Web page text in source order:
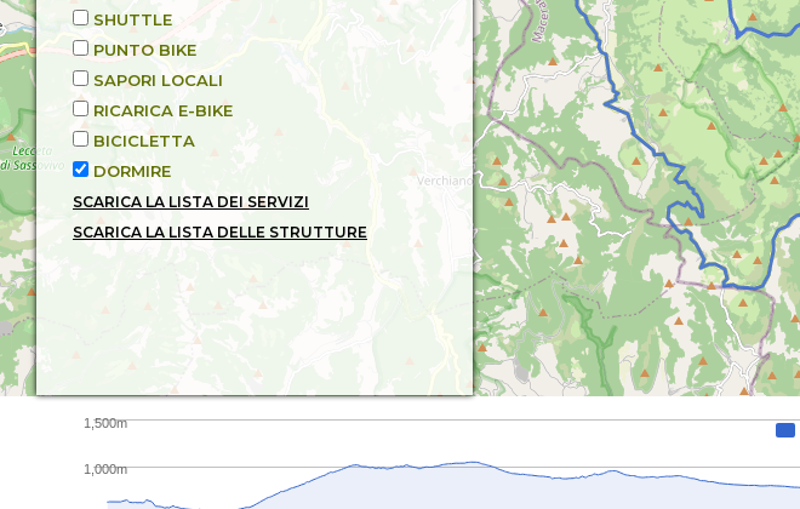
1,000m
1,500m
SHUTTLE
PUNTO BIKE
SAPORI LOCALI
RICARICA E-BIKE
BICICLETTA
DORMIRE
SCARICA LA LISTA DEI SERVIZI
SCARICA LA LISTA DELLE STRUTTURE